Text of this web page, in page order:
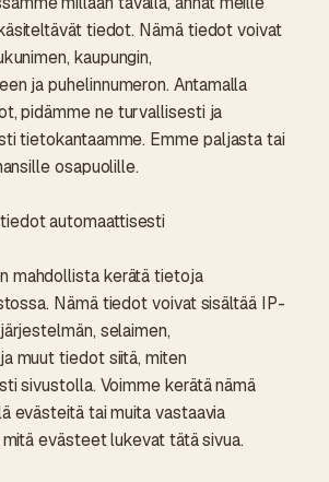
tiedot. Nämä tiedot voivat
kaupungin,
ja puhelinnumeron. Antamalla
pidämme ne turvallisesti ja
tietokantaamme. Emme paljasta tai
osapuolille.
automaattisesti
mahdollista kerätä tietoja
Nämä tiedot voivat sisältää IP-
selaimen,
muut tiedot siitä, miten
sivustolla. Voimme kerätä nämä
evästeitä tai muita vastaavia
evästeet lukevat tätä sivua.